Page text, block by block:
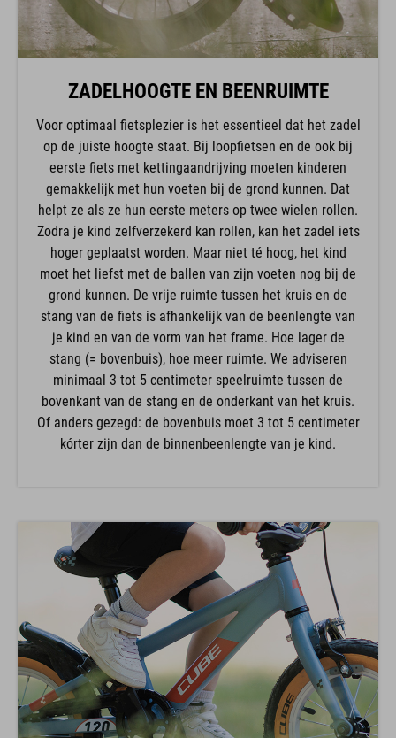
ZADELHOOGTE EN BEENRUIMTE
Voor optimaal fietsplezier is het essentieel dat het zadel
op de juiste hoogte staat. Bij loopfietsen en de ook bij
eerste fiets met kettingaandrijving moeten kinderen
gemakkelijk met hun voeten bij de grond kunnen. Dat
helpt ze als ze hun eerste meters op twee wielen rollen.
Zodra je kind zelfverzekerd kan rollen, kan het zadel iets
hoger geplaatst worden. Maar niet té hoog, het kind
moet het liefst met de ballen van zijn voeten nog bij de
grond kunnen. De vrije ruimte tussen het kruis en de
stang van de fiets is afhankelijk van de beenlengte van
je kind en van de vorm van het frame. Hoe lager de
stang (= bovenbuis), hoe meer ruimte. We adviseren
minimaal 3 tot 5 centimeter speelruimte tussen de
bovenkant van de stang en de onderkant van het kruis.
Of anders gezegd: de bovenbuis moet 3 tot 5 centimeter
kórter zijn dan de binnenbeenlengte van je kind.